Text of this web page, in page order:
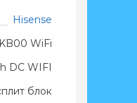
Hisense
WiFi
DC WIFI
блок